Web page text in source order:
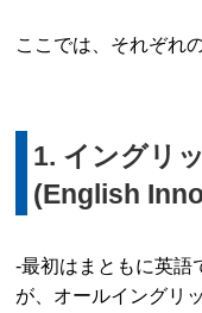
ここでは、それぞれ
1. イングリ
(English
-最初はまともに英語
が、オールイングリ